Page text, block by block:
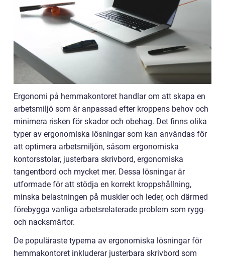
Ergonomi på hemmakontoret handlar om att skapa en
arbetsmiljö som är anpassad efter kroppens behov och
minimera risken för skador och obehag. Det finns olika
typer av ergonomiska lösningar som kan användas för
att optimera arbetsmiljön, såsom ergonomiska
kontorsstolar, justerbara skrivbord, ergonomiska
tangentbord och mycket mer. Dessa lösningar är
utformade för att stödja en korrekt kroppshållning,
minska belastningen på muskler och leder, och därmed
förebygga vanliga arbetsrelaterade problem som rygg-
och nacksmärtor.
De populäraste typerna av ergonomiska lösningar för
hemmakontoret inkluderar justerbara skrivbord som